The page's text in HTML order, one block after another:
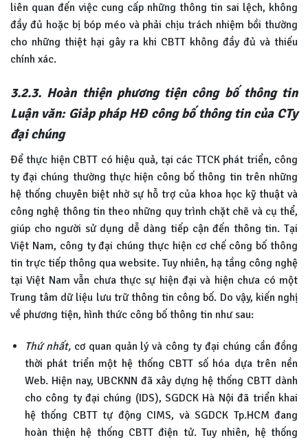
liên quan đến việc cung cấp những thông tin sai lệch, không
đầy đủ hoặc bị bóp méo và phải chịu trách nhiệm bồi thường
cho những thiệt hại gây ra khi CBTT không đầy đủ và thiếu
chính xác.
3.2.3. Hoàn thiện phương tiện công bố thông tin
Luận văn: Giảp pháp HĐ công bố thông tin của CTy
đại chúng
Để thực hiện CBTT có hiệu quả, tại các TTCK phát triển, công
ty đại chúng thường thực hiện công bố thông tin trên những
hệ thống chuyên biệt nhờ sự hỗ trợ của khoa học kỹ thuật và
công nghệ thông tin theo những quy trình chặt chẽ và cụ thể,
giúp cho người sử dụng dễ dàng tiếp cận đến thông tin. Tại
Việt Nam, công ty đại chúng thực hiện cơ chế công bố thông
tin trực tiếp thông qua website. Tuy nhiên, hạ tầng công nghệ
tại Việt Nam vẫn chưa thực sự hiện đại và hiện chưa có một
Trung tâm dữ liệu lưu trữ thông tin công bố. Do vậy, kiến nghị
về phương tiện, hình thức công bố thông tin như sau:
Thứ nhất,cơ quan quản lý và công ty đại chúng cần đồng
thời phát triển một hệ thống CBTT số hóa dựa trên nền
Web. Hiện nay, UBCKNN đã xây dựng hệ thống CBTT dành
cho công ty đại chúng (IDS), SGDCK Hà Nội đã triển khai
hệ thống CBTT tự động CIMS, và SGDCK Tp.HCM đang
hoàn thiện hệ thống CBTT điện tử. Tuy nhiên, hệ thống